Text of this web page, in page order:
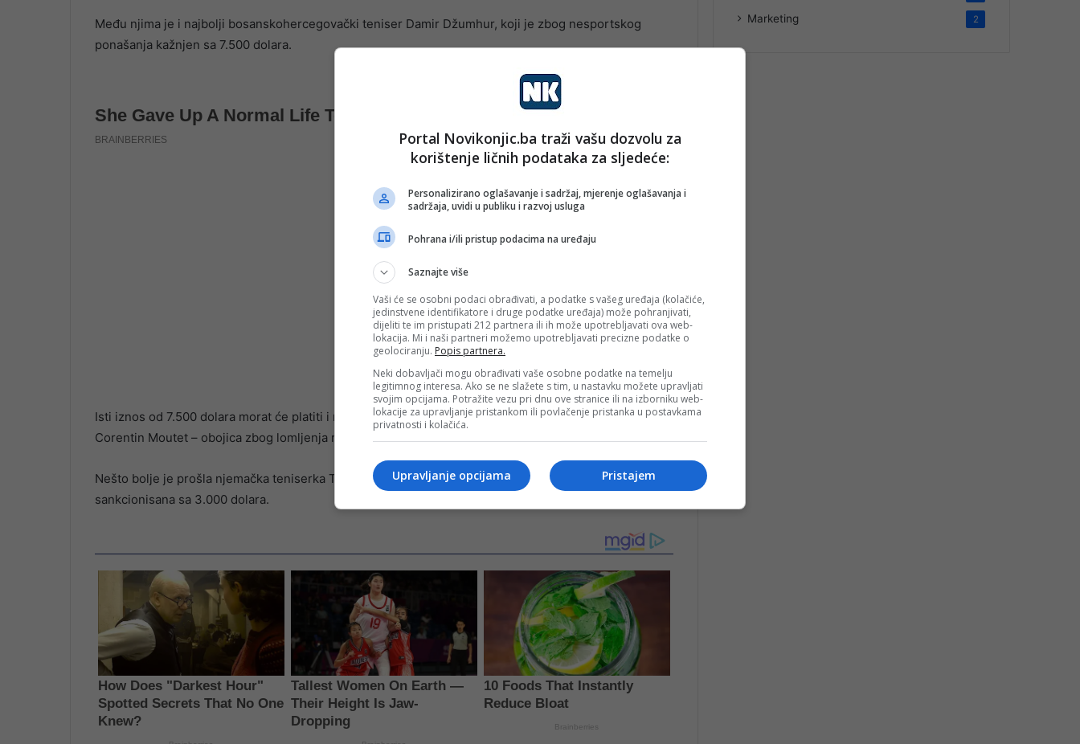
Među njima je i najbolji bosanskohercegovački teniser Damir Džumhur, koji je zbog nesportskog
ponašanja kažnjen sa 7.500 dolara.
Isti iznos od 7.500 dolara morat će platiti i mladi Brazilac Joao Fonseca, kao i francuski teniser
Corentin Moutet – obojica zbog lomljenja reketa u trenucima bijesa.
Nešto bolje je prošla njemačka teniserka Tamara Korpatsch, koja je zbog nesportskog ponašanja
sankcionisana sa 3.000 dolara.
Marketing 2
Portal Novikonjic.ba traži vašu dozvolu za
korištenje ličnih podataka za sljedeće:
Personalizirano oglašavanje i sadržaj, mjerenje oglašavanja i
sadržaja, uvidi u publiku i razvoj usluga
Pohrana i/ili pristup podacima na uređaju
Saznajte više
Vaši će se osobni podaci obrađivati, a podatke s vašeg uređaja (kolačiće,
jedinstvene identifikatore i druge podatke uređaja) može pohranjivati,
dijeliti te im pristupati 212 partnera ili ih može upotrebljavati ova web-
lokacija. Mi i naši partneri možemo upotrebljavati precizne podatke o
geolociranju. Popis partnera.
Neki dobavljači mogu obrađivati vaše osobne podatke na temelju
legitimnog interesa. Ako se ne slažete s tim, u nastavku možete upravljati
svojim opcijama. Potražite vezu pri dnu ove stranice ili na izborniku web-
lokacije za upravljanje pristankom ili povlačenje pristanka u postavkama
privatnosti i kolačića.
Pristajem
Upravljanje opcijama